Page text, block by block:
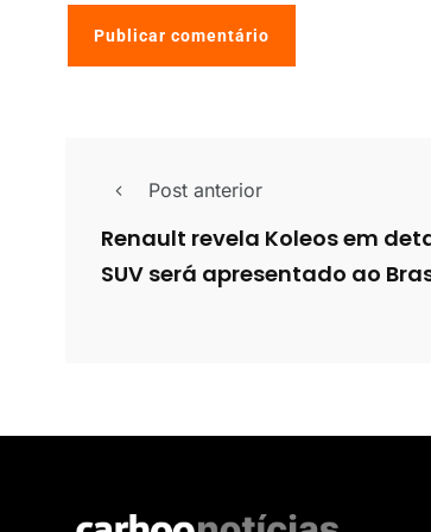
Post anterior
Renault revela Koleos em
SUV será apresentado ao